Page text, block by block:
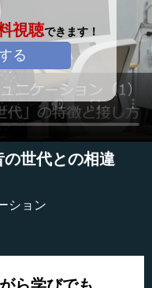
視聴できます！
る
世代との相違
ション